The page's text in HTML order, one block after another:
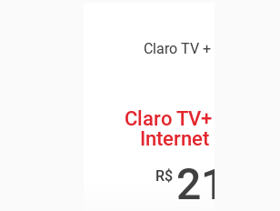
Claro TV + Claro
Claro TV+ Box +
Internet 600
R$ 219